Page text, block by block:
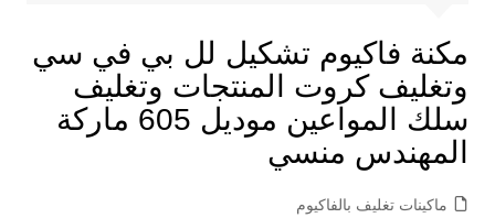
مكنة فاكيوم تشكيل لل بي في سي
وتغليف كروت المنتجات وتغليف
سلك المواعين موديل 605 ماركة
المهندس منسي
ماكينات تغليف بالفاكيوم